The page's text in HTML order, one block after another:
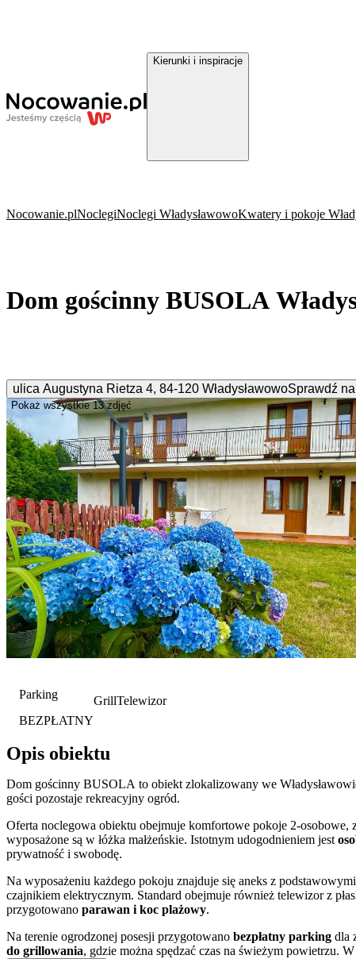
Kierunki i inspiracje
Nocowanie.plNoclegiNoclegi WładysławowoKwatery i pokoje
Dom gościnny BUSOLA
ulica Augustyna Rietza 4, 84-120 WładysławowoSprawdź
Pokaż wszystkie 13 zdjęć
Parking
BEZPŁATNY
GrillTelewizor
Opis obiektu
Dom gościnny BUSOLA to obiekt zlokalizowany we
gości pozostaje rekreacyjny ogród.
Oferta noclegowa obiektu obejmuje komfortowe pokoje 2-osobowe,
wyposażone są w łóżka małżeńskie. Istotnym udogodnieniem jest
prywatność i swobodę.
Na wyposażeniu każdego pokoju znajduje się aneks z
czajnikiem elektrycznym. Standard obejmuje również telewizor z
przygotowano parawan i koc plażowy.
Na terenie ogrodzonej posesji przygotowano bezpłatny parking dla
do grillowania, gdzie można spędzać czas na świeżym powietrzu.